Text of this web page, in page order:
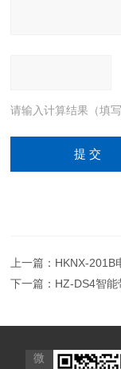
请输入计算结果（填
上一篇： HKNX-201B
下一篇： HZ-DS4智
微